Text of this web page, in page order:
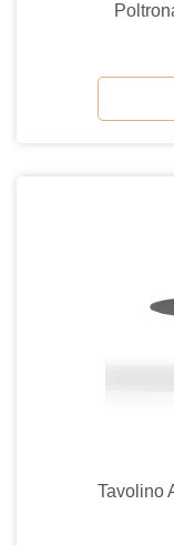
Tavolino